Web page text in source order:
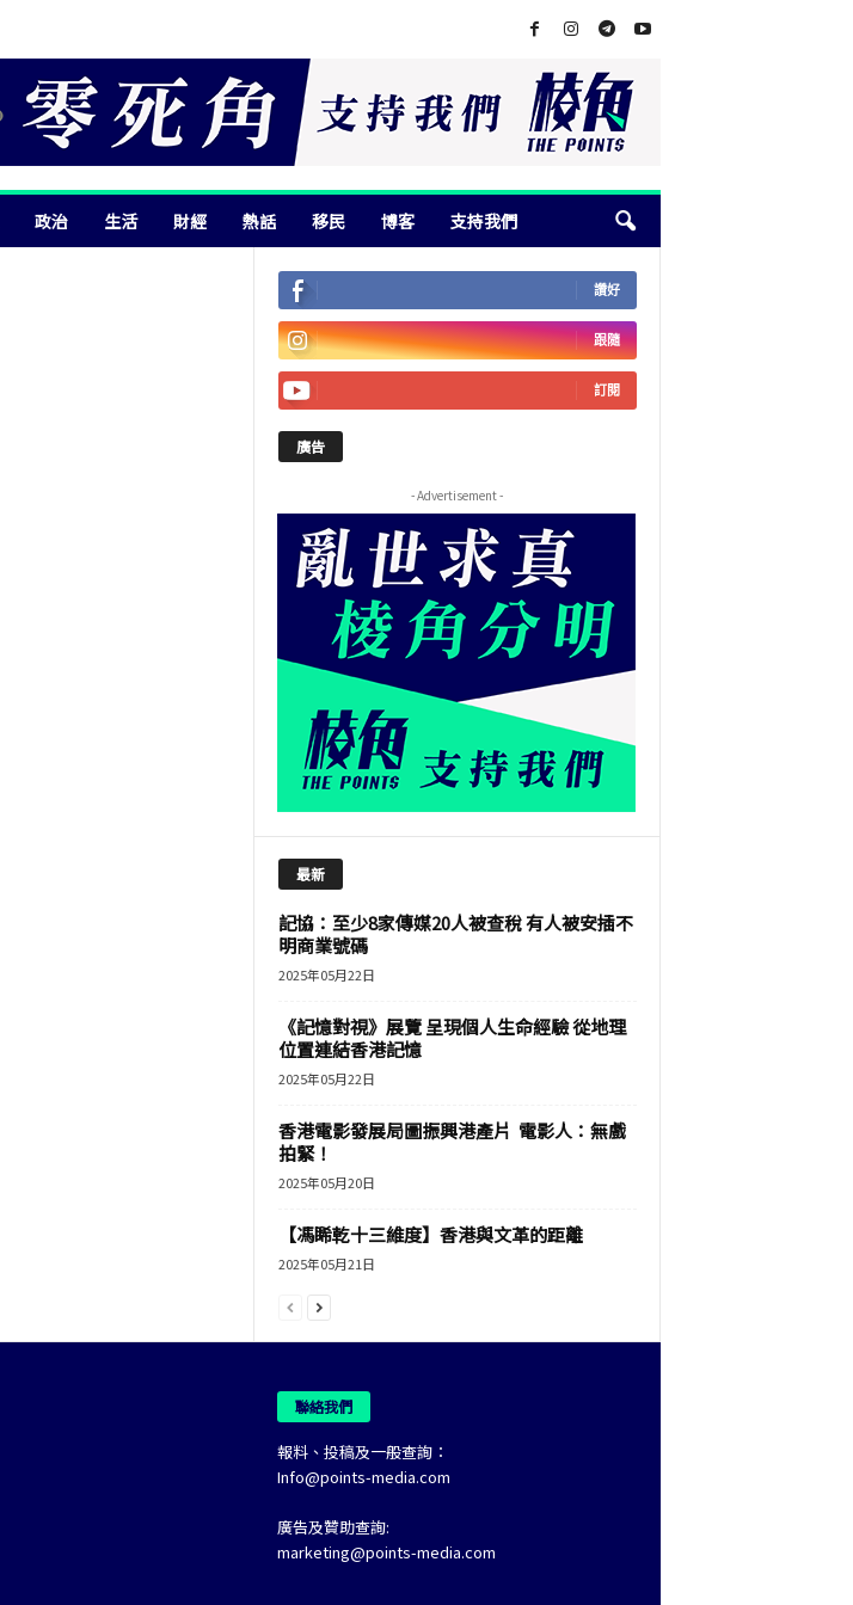
政治 生活 財經 熱話 移民 博客 支持我們
讚好
跟隨
訂閱
廣告
- Advertisement -
最新
記協：至少8家傳媒20人被查稅 有人被安插不
明商業號碼
2025年05月22日
《記憶對視》展覽 呈現個人生命經驗 從地理
位置連結香港記憶
2025年05月22日
香港電影發展局圖振興港產片 電影人：無戲
拍緊！
2025年05月20日
【馮睎乾十三維度】香港與文革的距離
2025年05月21日
聯絡我們
報料、投稿及一般查詢：
Info@points-media.com
廣告及贊助查詢:
marketing@points-media.com